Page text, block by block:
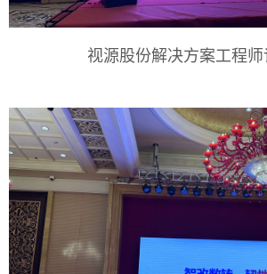
视源股份解决方案工程